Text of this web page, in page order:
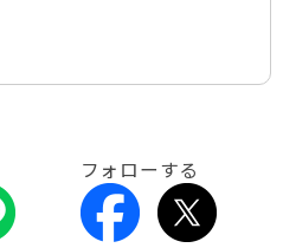
フォローする